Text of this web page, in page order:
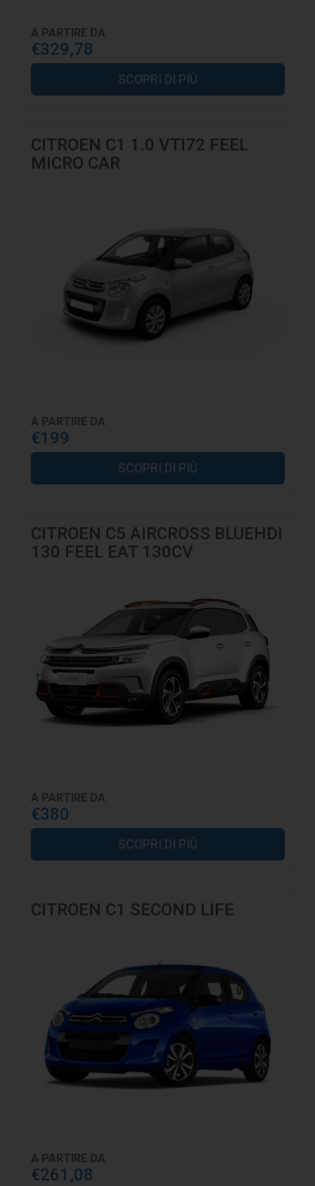
A PARTIRE DA
€329,78
SCOPRI DI PIÙ
CITROEN C1 1.0 VTI72 FEEL
MICRO CAR
A PARTIRE DA
€199
SCOPRI DI PIÙ
CITROEN C5 AIRCROSS BLUEHDI
130 FEEL EAT 130CV
A PARTIRE DA
€380
SCOPRI DI PIÙ
CITROEN C1 SECOND LIFE
A PARTIRE DA
€261,08